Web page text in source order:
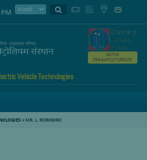
Vehicle Technologies
GSTIN
05AAATC2716R2ZK
> MR. L. ROBINDRO